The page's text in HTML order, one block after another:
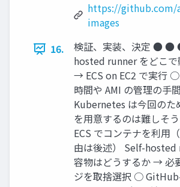
https://github.com/
images
16.
検証、実装、決定 ● ●
hosted runner をどこ
→ ECS on EC2 で実行 ○
時間や AMI の管理の手
Kubernetes は今回のた
を用意するのは難しそ
ECS でコンテナを利用
由は後述） Self-hosted
容物はどうするか → 必
ジを取捨選択 ○